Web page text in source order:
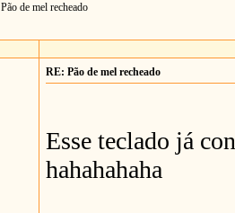
Pão de mel recheado
RE: Pão de mel recheado
Esse teclado já
hahahahaha